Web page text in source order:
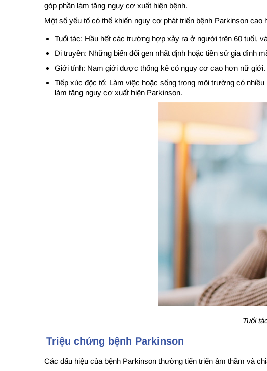
góp phần làm tăng nguy cơ xuất hiện bệnh.
Một số yếu tố có thể khiến nguy cơ phát triển bệnh Parkinson cao
Tuổi tác: Hầu hết các trường hợp xảy ra ở người trên 60 tuổi,
Di truyền: Những biến đổi gen nhất định hoặc tiền sử gia đình
Giới tính: Nam giới được thống kê có nguy cơ cao hơn nữ giới.
Tiếp xúc độc tố: Làm việc hoặc sống trong môi trường có
làm tăng nguy cơ xuất hiện Parkinson.
Tuổi
Triệu chứng bệnh Parkinson
Các dấu hiệu của bệnh Parkinson thường tiến triển âm thầm và